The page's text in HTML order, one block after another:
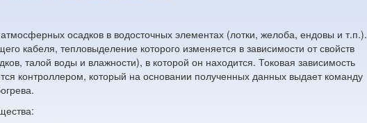
осадков в водосточных элементах (лотки, желоба, ендовы и т.п.).
кабеля, тепловыделение которого изменяется в зависимости от свойств
талой воды и влажности), в которой он находится. Токовая зависимость
контроллером, который на основании полученных данных выдает команду